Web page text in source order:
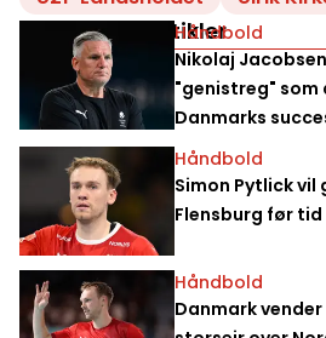
Relaterede artikler
Håndbold
Nikolaj
"genistreg"
Danmarks
Håndbold
Simon Pytlick vil
Flensburg før tid
Håndbold
Danmark